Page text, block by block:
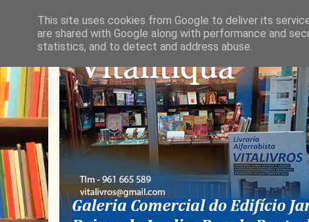
This site uses cookies from Google to deliver its
are shared with Google along with performance and
statistics, and to detect and address abuse.